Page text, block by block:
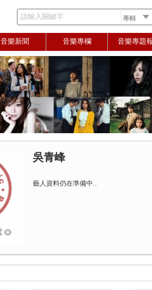
請輸入關鍵字
音樂新聞 音樂專欄 音樂專題
吳青峰
藝人資料仍在準備中..